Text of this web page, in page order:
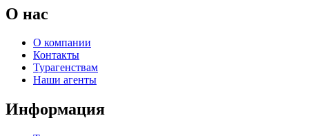
О нас
О компании
Контакты
Турагенствам
Наши агенты
Информация